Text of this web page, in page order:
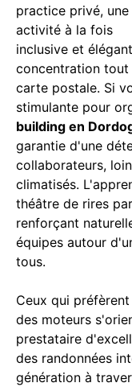
practice privé, une
activité à la fois
inclusive et
concentration tout
carte postale. Si
stimulante pour
building en
garantie d'une
collaborateurs,
climatisés.
théâtre de rires
renforçant
équipes autour
tous.
Ceux qui
des moteurs
prestataire
des randonnées
génération à